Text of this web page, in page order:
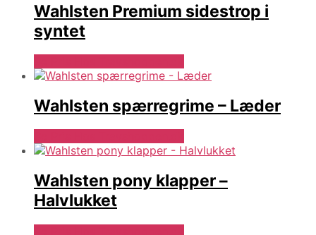
Wahlsten Premium sidestrop i
syntet
Wahlsten spærregrime – Læder
Wahlsten pony klapper –
Halvlukket